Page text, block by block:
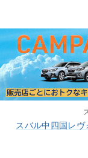
スバル中四国レ